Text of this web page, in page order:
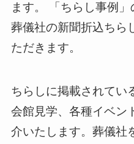
ます。 「ちらし事例
葬儀社の新聞折込ちら
ただきます。
ちらしに掲載されてい
会館見学、各種イベン
介いたします。葬儀社